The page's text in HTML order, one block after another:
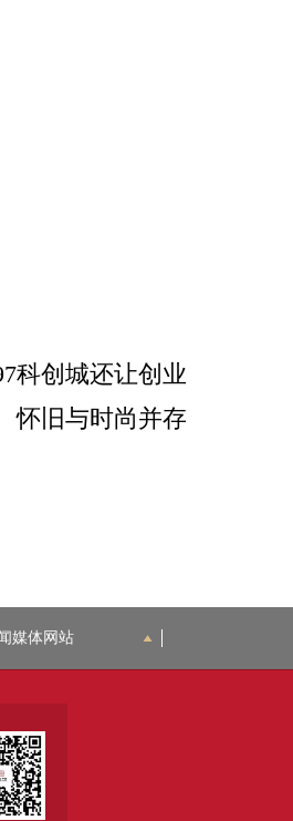
科创城还让创业
怀旧与时尚并存
媒体网站